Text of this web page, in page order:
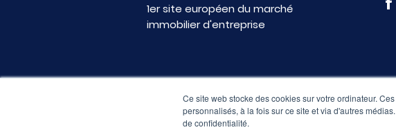
Ce site web stocke des cookies sur votre ordinateur.
personnalisés, à la fois sur ce site et via d'autres
de confidentialité.
1er site européen du marché
immobilier d'entreprise